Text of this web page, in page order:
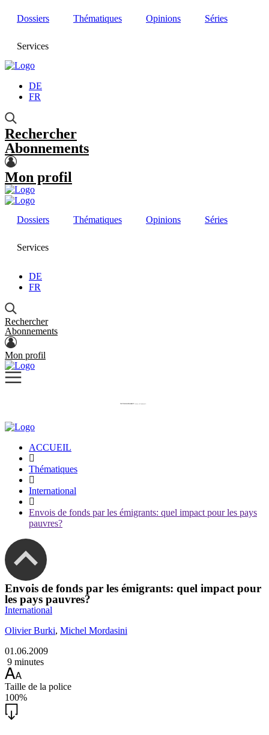
Dossiers Thématiques Opinions Séries
Services
DE
FR
Rechercher
Abonnements
Mon profil
Dossiers Thématiques Opinions Séries
Services
DE
FR
Rechercher
Abonnements
Mon profil
ACCUEIL
Thématiques
International
Envois de fonds par les émigrants: quel impact pour les pays
pauvres?
Envois de fonds par les émigrants: quel impact pour
les pays pauvres?
International
Olivier Burki, Michel Mordasini
01.06.2009
9 minutes
Taille de la police
100%